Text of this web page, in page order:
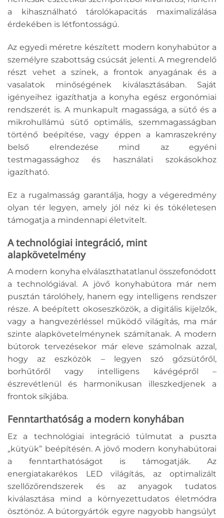
a kihasználható tárolókapacitás maximalizálása
érdekében is létfontosságú.
Az egyedi méretre készített modern konyhabútor a
személyre szabottság csúcsát jelenti. A megrendelő
részt vehet a színek, a frontok anyagának és a
vasalatok minőségének kiválasztásában. Saját
igényeihez igazíthatja a konyha egész ergonómiai
rendszerét is. A munkapult magassága, a sütő és a
mikrohullámú sütő optimális, szemmagasságban
történő beépítése, vagy éppen a kamraszekrény
belső elrendezése mind az egyéni
testmagassághoz és használati szokásokhoz
igazítható.
Ez a rugalmasság garantálja, hogy a végeredmény
olyan tér legyen, amely jól néz ki és tökéletesen
támogatja a mindennapi életvitelt.
A technológiai integráció, mint
alapkövetelmény
A modern konyha elválaszthatatlanul összefonódott
a technológiával. A jövő konyhabútora már nem
pusztán tárolóhely, hanem egy intelligens rendszer
része. A beépített okoseszközök, a digitális kijelzők,
vagy a hangvezérléssel működő világítás, ma már
szinte alapkövetelménynek számítanak. A modern
bútorok tervezésekor már eleve számolnak azzal,
hogy az eszközök – legyen szó gőzsütőről,
borhűtőről vagy intelligens kávégépről –
észrevétlenül és harmonikusan illeszkedjenek a
frontok síkjába.
Fenntarthatóság a modern konyhában
Ez a technológiai integráció túlmutat a puszta
„kütyük” beépítésén. A jövő modern konyhabútorai
a fenntarthatóságot is támogatják. Az
energiatakarékos LED világítás, az optimalizált
szellőzőrendszerek és az anyagok tudatos
kiválasztása mind a környezettudatos életmódra
ösztönöz. A bútorgyártók egyre nagyobb hangsúlyt